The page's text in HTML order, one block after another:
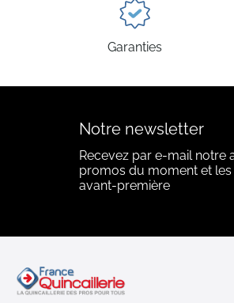
Garanties
Notre newsletter
Recevez par e-mail notre
promos du moment et
avant-première